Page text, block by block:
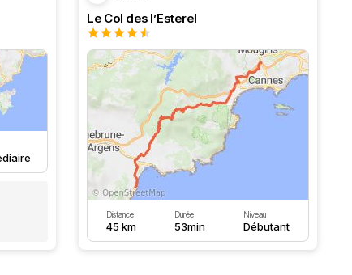
Le Col des l’Esterel
Distance
45 km
Durée
53min
Niveau
Débutant